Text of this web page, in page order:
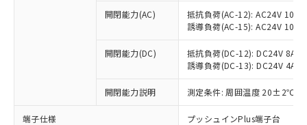
開閉能力(AC)
抵抗負荷(AC-12): AC24V 10A/
誘導負荷(AC-15): AC24V
開閉能力(DC)
抵抗負荷(DC-12): DC24V 8A/
誘導負荷(DC-13): DC24V 4A/
開閉能力説明 測定条件: 周囲温度 20±2℃、
端子仕様 プッシュインPlus端子台
以下の条件をお読みいただき、同意のうえ
本サービスは、当社制御機器事業取扱
商品の当社在庫状況および標準価格
(税抜)を提供させていただくもので
対応予定なし：EU RoHS指令（10物質）の
非含有に非対応の商品で、対応品を出す予
調査・確認中：EU RoHS指令（10物質）の
非含有の対応状況を調査中または確認中の
非該当品：ライセンス料など無形物で、有
害物質有無と関係のない商品です。
「○」：最大均質材料含有率が中国RoHSの
基準値以下であることを示します。